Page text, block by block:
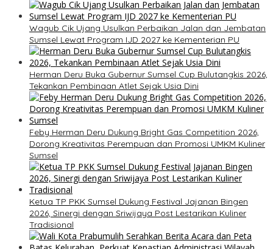
Wagub Cik Ujang Usulkan Perbaikan Jalan dan Jembatan
Sumsel Lewat Program IJD 2027 ke Kementerian PU
Herman Deru Buka Gubernur Sumsel Cup Bulutangkis 2026,
Tekankan Pembinaan Atlet Sejak Usia Dini
Feby Herman Deru Dukung Bright Gas Competition 2026,
Dorong Kreativitas Perempuan dan Promosi UMKM Kuliner
Sumsel
Ketua TP PKK Sumsel Dukung Festival Jajanan Bingen
2026, Sinergi dengan Sriwijaya Post Lestarikan Kuliner
Tradisional